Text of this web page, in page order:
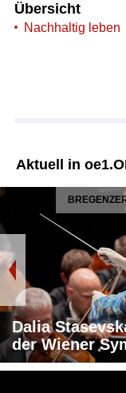
Übersicht
Nachhaltig leben
Aktuell in
Dalia
der Wiener